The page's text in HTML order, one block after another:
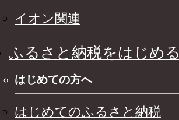
イオン関連
ふるさと納税をはじめる
はじめての方へ
はじめてのふるさと納税